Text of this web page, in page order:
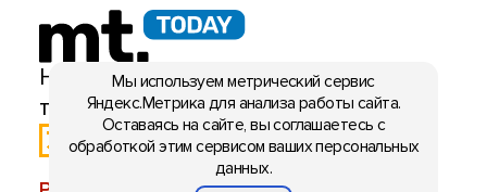
Мы используем метрический сервис
Яндекс.Метрика для анализа работы сайта.
Оставаясь на сайте, вы соглашаетесь с
обработкой этим сервисом ваших персональных
данных.